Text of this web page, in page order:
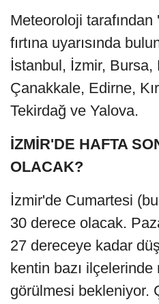
Meteoroloji
fırtına uyarısında
İstanbul, İzmir, Bursa,
Çanakkale, Edirne,
Tekirdağ ve Yalova.
İZMİR'DE HAFTA
OLACAK?
İzmir'de Cumartesi
30 derece olacak.
27 dereceye kadar
kentin bazı
görülmesi bekleniyor.